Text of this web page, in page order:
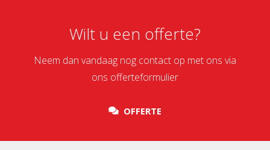
Wilt u een offerte?
Neem dan vandaag nog contact op met ons via
ons offerteformulier
OFFERTE